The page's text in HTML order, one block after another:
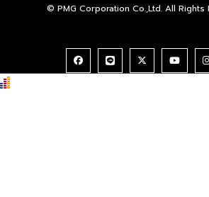
© PMG Corporation Co.,Ltd. All Rights